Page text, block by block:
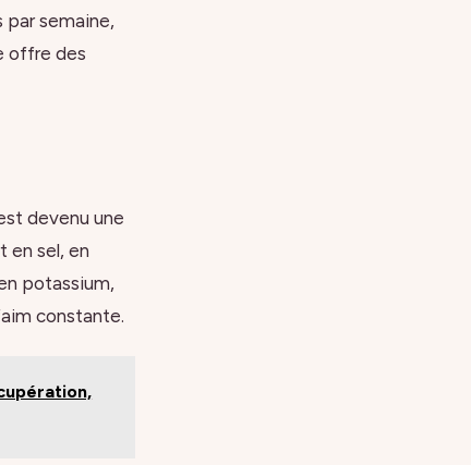
par semaine,
offre des
devenu une
en sel, en
potassium,
constante.